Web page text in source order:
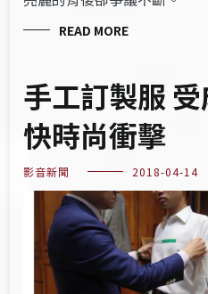
READ MORE
手工訂製服
快時尚衝擊
影音新聞 2018-04-14